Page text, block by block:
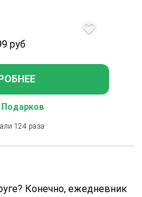
руб
124 раза
Конечно, ежедневник